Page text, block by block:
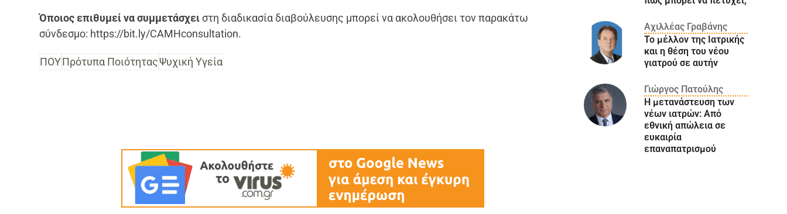
Όποιος επιθυμεί να συμμετάσχει στη διαδικασία διαβούλευσης μπορεί να ακολουθήσει τον παρακάτω
σύνδεσμο: https://bit.ly/CAMHconsultation.
ΠΟΥΠρότυπα ΠοιότηταςΨυχική Υγεία
Αχιλλέας Γραβάνης
Το μέλλον της Ιατρικής
και η θέση του νέου
γιατρού σε αυτήν
Γιώργος Πατούλης
Η μετανάστευση των
νέων ιατρών: Aπό
εθνική απώλεια σε
ευκαιρία
επαναπατρισμού